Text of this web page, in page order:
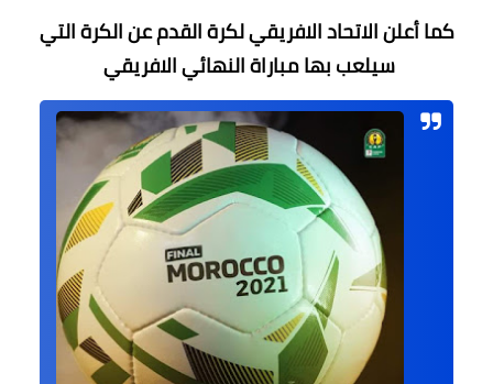
كما أعلن الاتحاد الافريقي لكرة القدم عن الكرة التي
سيلعب بها مباراة النهائي الافريقي